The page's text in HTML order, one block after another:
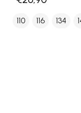
110 116 134